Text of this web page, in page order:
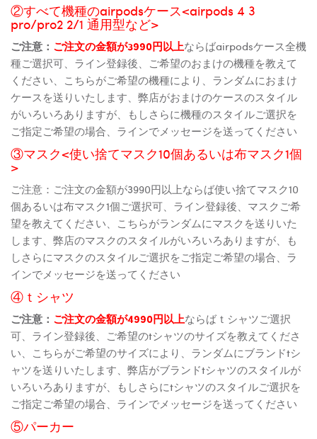
②すべて機種のairpodsケース<airpods 4 3
pro/pro2 2/1 通用型など>
ご注意： ご注文の金額が3990円以上ならばairpodsケース全機
種ご選択可、ライン登録後、ご希望のおまけの機種を教えて
ください、こちらがご希望の機種により、ランダムにおまけ
ケースを送りいたします、弊店がおまけのケースのスタイル
がいろいろありますが、もしさらに機種のスタイルご選択を
ご指定ご希望の場合、ラインでメッセージを送ってください
③マスク<使い捨てマスク10個あるいは布マスク1個
>
ご注意：ご注文の金額が3990円以上ならば使い捨てマスク10
個あるいは布マスク1個ご選択可、ライン登録後、マスクご希
望を教えてください、こちらがランダムにマスクを送りいた
します、弊店のマスクのスタイルがいろいろありますが、も
しさらにマスクのスタイルご選択をご指定ご希望の場合、ラ
インでメッセージを送ってください
④ｔシャツ
ご注意： ご注文の金額が4990円以上ならばｔシャツご選択
可、ライン登録後、ご希望のtシャツのサイズを教えてくださ
い、こちらがご希望のサイズにより、ランダムにブランドtシ
ャツを送りいたします、弊店がブランドtシャツのスタイルが
いろいろありますが、もしさらにtシャツのスタイルご選択を
ご指定ご希望の場合、ラインでメッセージを送ってください
⑤パーカー